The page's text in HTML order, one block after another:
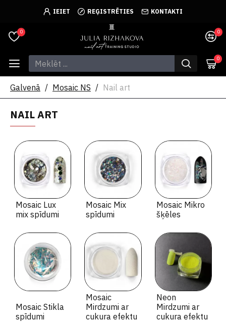
IEIET REĢISTRĒTIES KONTAKTI
0 0
0
Galvenā Mosaic NS Nail art
NAIL ART
Mosaic Lux
mix spīdumi
Mosaic Mix
spīdumi
Mosaic Mikro
šķēles
Mosaic Stikla
spīdumi
Mosaic
Mirdzumi ar
cukura efektu
Neon
Mirdzumi ar
cukura efektu